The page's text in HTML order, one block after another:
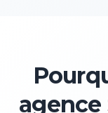
agence